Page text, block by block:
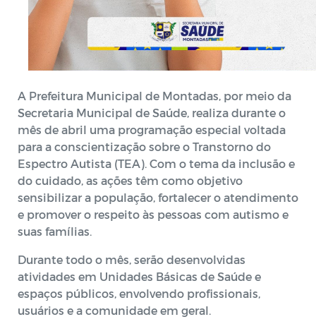
A Prefeitura Municipal de Montadas, por meio da
Secretaria Municipal de Saúde, realiza durante o
mês de abril uma programação especial voltada
para a conscientização sobre o Transtorno do
Espectro Autista (TEA). Com o tema da inclusão e
do cuidado, as ações têm como objetivo
sensibilizar a população, fortalecer o atendimento
e promover o respeito às pessoas com autismo e
suas famílias.
Durante todo o mês, serão desenvolvidas
atividades em Unidades Básicas de Saúde e
espaços públicos, envolvendo profissionais,
usuários e a comunidade em geral.